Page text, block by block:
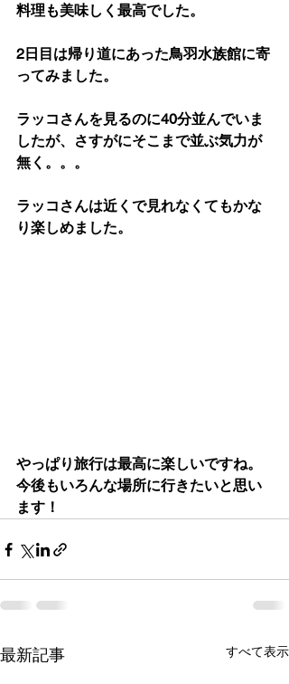
料理も美味しく最高でした。
2日目は帰り道にあった鳥羽水族館に寄
ってみました。
ラッコさんを見るのに40分並んでいま
したが、さすがにそこまで並ぶ気力が
無く。。。
ラッコさんは近くで見れなくてもかな
り楽しめました。
やっぱり旅行は最高に楽しいですね。
今後もいろんな場所に行きたいと思い
ます！
最新記事 すべて表示